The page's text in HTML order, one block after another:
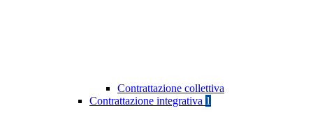
Contrattazione collettiva
Contrattazione integrativa 1